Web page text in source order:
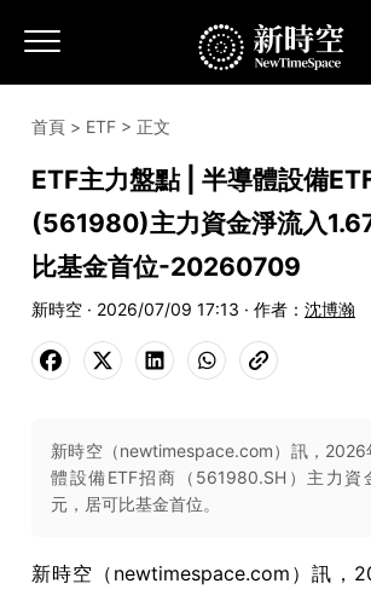
首頁 > ETF > 正文
ETF主力盤點 | 半導體設備
(561980)主力資金淨流入
比基金首位-20260709
新時空 · 2026/07/09 17:13 · 作者： 沈博瀚
新時空（newtimespace.com）訊，
體設備ETF招商（561980.SH）主力資
元，居可比基金首位。
新時空（ newtimespace.com ）訊，